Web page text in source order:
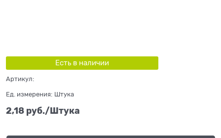
Есть в наличии
Артикул:
Ед. измерения: Штука
2,18 руб./Штука